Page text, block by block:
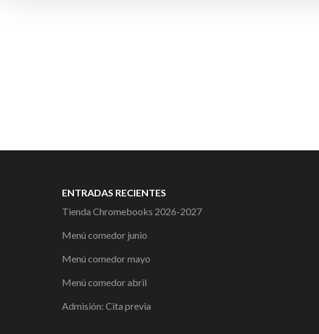
ENTRADAS RECIENTES
Tienda Chromebooks 2026-2027
Menú comedor junio
Menú comedor mayo
Menú comedor abril
Admisión: Cita previa